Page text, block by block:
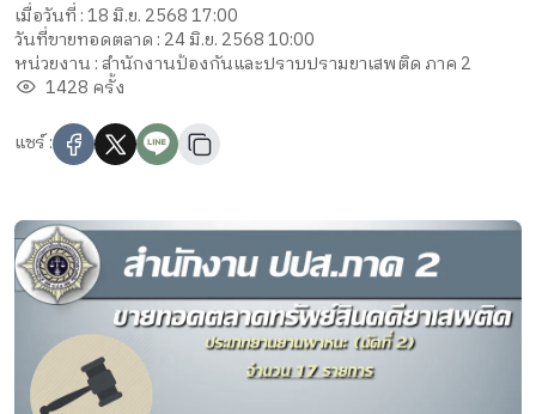
เมื่อวันที่ : 18 มิ.ย. 2568 17:00
วันที่ขายทอดตลาด : 24 มิ.ย. 2568 10:00
หน่วยงาน : สำนักงานป้องกันและปราบปรามยาเสพติด ภาค 2
1428 ครั้ง
แชร์ :